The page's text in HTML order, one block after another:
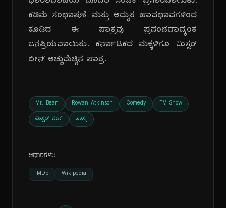
ಕಡಿಮೆ ಸಂಭಾಷಣೆ ಮತ್ತು ಅದ್ಭುತ ಹಾವಭಾವಗಳಿಂದ
ಕೂಡಿದ ಈ ಪಾತ್ರವು ಪ್ರಪಂಚದಾದ್ಯಂತ
ಜನಪ್ರಿಯವಾಯಿತು. ಕರ್ನಾಟಕದ ಮಕ್ಕಳಿಗೂ ಮಿಸ್ಟರ್
ಬೀನ್ ಅಚ್ಚುಮೆಚ್ಚಿನ ಪಾತ್ರ.
Mr. Bean Rowan Atkinson Comedy TV Show
ಮಿಸ್ಟರ್ ಬೀನ್ ಹಾಸ್ಯ
ಆಧಾರಗಳು:
IMDb Wikipedia